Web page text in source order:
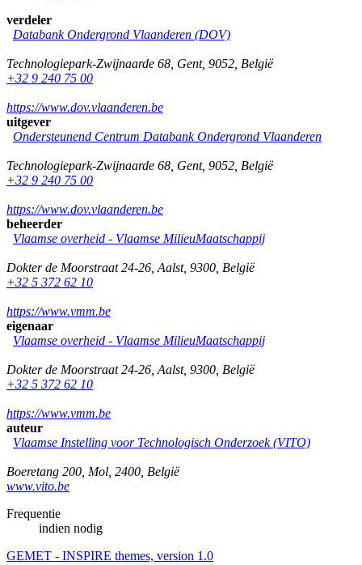
verdeler
Databank Ondergrond Vlaanderen (DOV)
Technologiepark-Zwijnaarde 68 Gent, 9052 België
+32 9 240 75 00
https://www.dov.vlaanderen.be
uitgever
Ondersteunend Centrum Databank Ondergrond Vlaanderen
Technologiepark-Zwijnaarde 68 Gent, 9052 België
+32 9 240 75 00
https://www.dov.vlaanderen.be
beheerder
Vlaamse overheid - Vlaamse MilieuMaatschappij
Dokter de Moorstraat 24-26 Aalst, 9300 België
+32 5 372 62 10
https://www.vmm.be
eigenaar
Vlaamse overheid - Vlaamse MilieuMaatschappij
Dokter de Moorstraat 24-26 Aalst, 9300 België
+32 5 372 62 10
https://www.vmm.be
auteur
Vlaamse Instelling voor Technologisch Onderzoek (VITO)
Boeretang 200 Mol 2400 België
www.vito.be
Frequentie
indien nodig
GEMET - INSPIRE themes, version 1.0